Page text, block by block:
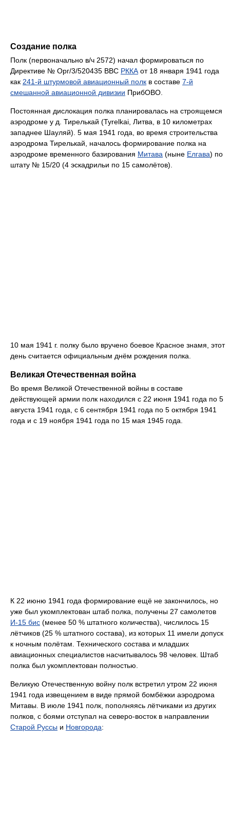
Создание полка
Полк (первоначально в/ч 2572) начал формироваться по
Директиве № Орг/3/520435 ВВС РККА от 18 января 1941 года
как 241-й штурмовой авиационный полк в составе 7-й
смешанной авиационной дивизии ПрибОВО.
Постоянная дислокация полка планировалась на строящемся
аэродроме у д. Тирелькай (Tyrelkai, Литва, в 10 километрах
западнее Шауляй). 5 мая 1941 года, во время строительства
аэродрома Тирелькай, началось формирование полка на
аэродроме временного базирования Митава (ныне Елгава) по
штату № 15/20 (4 эскадрильи по 15 самолётов).
10 мая 1941 г. полку было вручено боевое Красное знамя, этот
день считается официальным днём рождения полка.
Великая Отечественная война
Во время Великой Отечественной войны в составе
действующей армии полк находился с 22 июня 1941 года по 5
августа 1941 года, с 6 сентября 1941 года по 5 октября 1941
года и с 19 ноября 1941 года по 15 мая 1945 года.
К 22 июню 1941 года формирование ещё не закончилось, но
уже был укомплектован штаб полка, получены 27 самолетов
И-15 бис (менее 50 % штатного количества), числилось 15
лётчиков (25 % штатного состава), из которых 11 имели допуск
к ночным полётам. Технического состава и младших
авиационных специалистов насчитывалось 98 человек. Штаб
полка был укомплектован полностью.
Великую Отечественную войну полк встретил утром 22 июня
1941 года извещением в виде прямой бомбёжки аэродрома
Митавы. В июле 1941 полк, пополняясь лётчиками из других
полков, с боями отступал на северо-восток в направлении
Старой Руссы и Новгорода: